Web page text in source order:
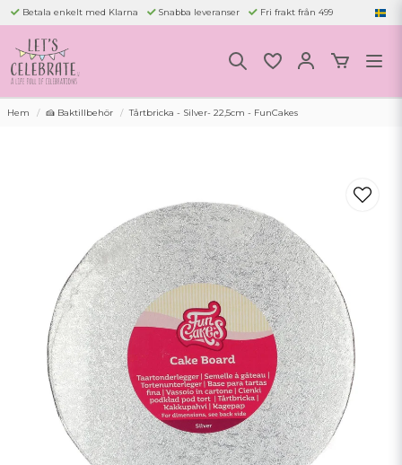
Betala enkelt med Klarna Snabba leveranser Fri frakt från 499
Hem 🍰 Baktillbehör Tårtbricka - Silver- 22,5cm - FunCakes